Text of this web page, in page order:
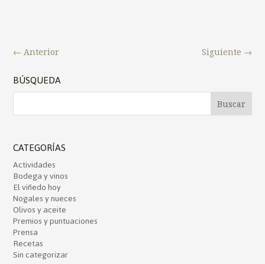
←Anterior Siguiente →
BÚSQUEDA
CATEGORÍAS
Actividades
Bodega y vinos
El viñedo hoy
Nogales y nueces
Olivos y aceite
Premios y puntuaciones
Prensa
Recetas
Sin categorizar